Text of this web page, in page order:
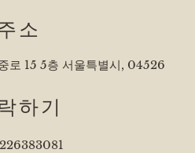
소
로 15 5층 서울특별시, 04526
하기